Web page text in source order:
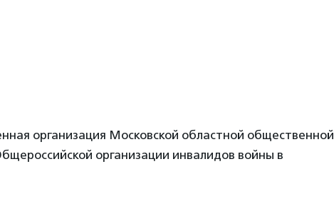
организация Московской областной общественной
организации инвалидов войны в